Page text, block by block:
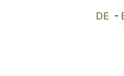
DE -